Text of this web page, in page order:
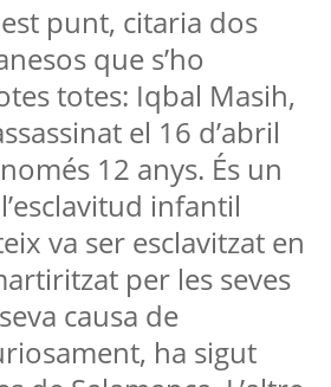
punt, citaria dos
que s’ho
totes: Iqbal Masih,
el 16 d’abril
12 anys. És un
infantil
va ser esclavitzat en
per les seves
causa de
ha sigut